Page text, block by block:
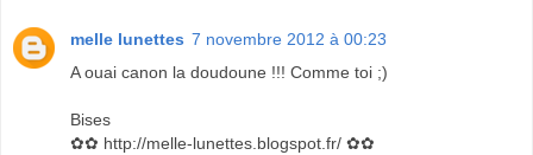
melle lunettes 7 novembre 2012 à 00:23
A ouai canon la doudoune !!! Comme toi ;)
Bises
✿✿ http://melle-lunettes.blogspot.fr/ ✿✿